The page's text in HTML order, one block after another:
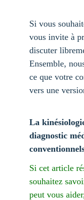
Si vous
vous invite à
discuter
Ensemble,
ce que votre
vers une
Si cet article
souhaitez
peut vous
La
diagnostic